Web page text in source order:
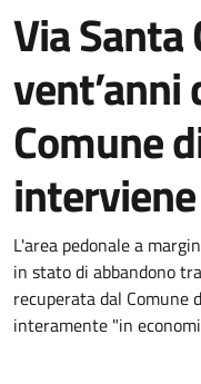
Via Santa
Comune
Dettagli
L'area pedonale a
in stato di abbandono
recuperata dal Comune
interamente "in